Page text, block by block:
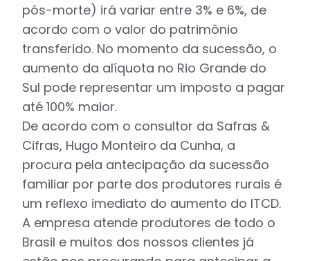
pós-morte) irá variar entre 3% e 6%, de
acordo com o valor do patrimônio
transferido. No momento da sucessão, o
aumento da alíquota no Rio Grande do
Sul pode representar um imposto a pagar
até 100% maior.
De acordo com o consultor da Safras &
Cifras, Hugo Monteiro da Cunha, a
procura pela antecipação da sucessão
familiar por parte dos produtores rurais é
um reflexo imediato do aumento do ITCD.
A empresa atende produtores de todo o
Brasil e muitos dos nossos clientes já